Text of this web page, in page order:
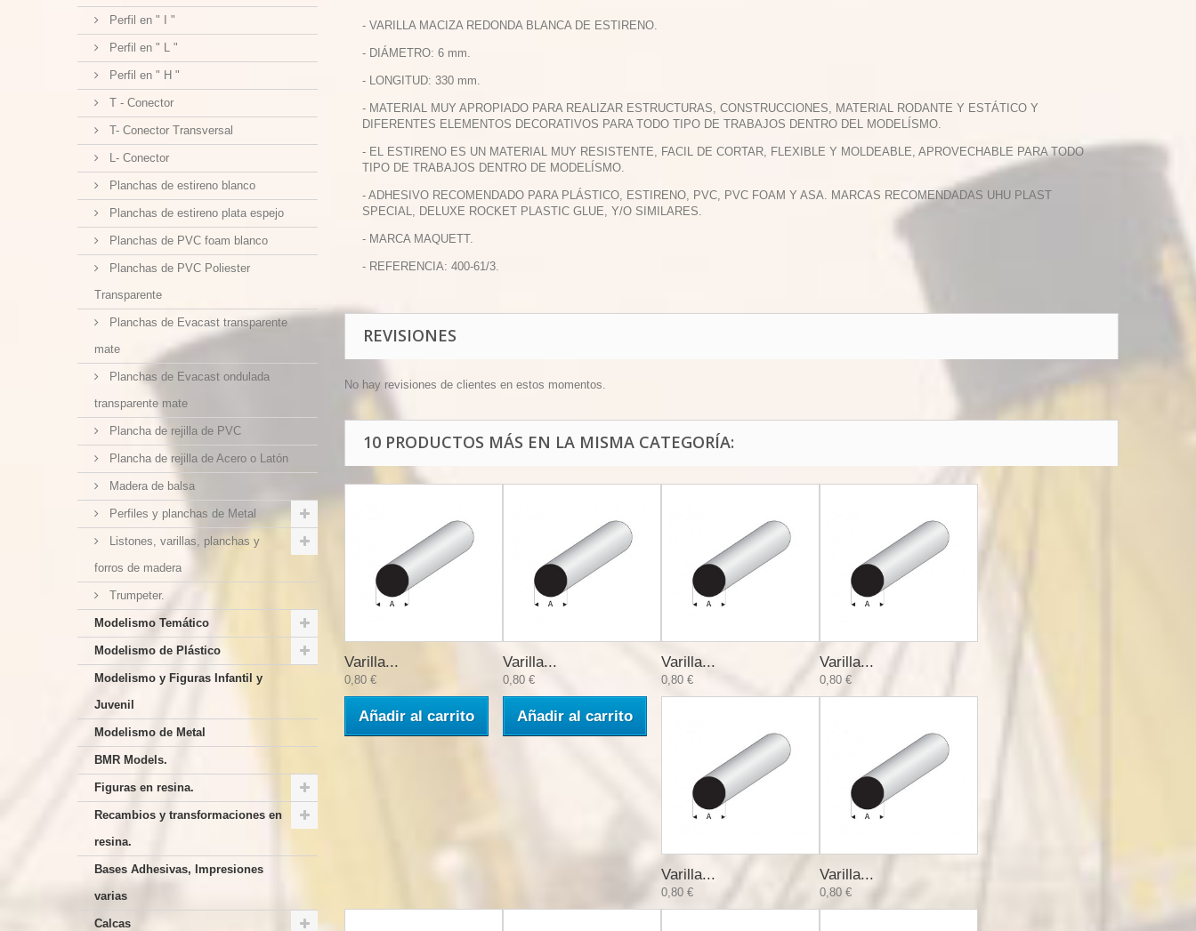
Perfil en " I "
Perfil en " L "
Perfil en " H "
T - Conector
T- Conector Transversal
L- Conector
Planchas de estireno blanco
Planchas de estireno plata espejo
Planchas de PVC foam blanco
Planchas de PVC Poliester
Transparente
Planchas de Evacast transparente
mate
Planchas de Evacast ondulada
transparente mate
Plancha de rejilla de PVC
Plancha de rejilla de Acero o Latón
Madera de balsa
Perfiles y planchas de Metal
Listones, varillas, planchas y
forros de madera
Trumpeter.
Modelismo Temático
Modelismo de Plástico
Modelismo y Figuras Infantil y
Juvenil
Modelismo de Metal
BMR Models.
Figuras en resina.
Recambios y transformaciones en
resina.
Bases Adhesivas, Impresiones
varias
Calcas
- VARILLA MACIZA REDONDA BLANCA DE ESTIRENO.
- DIÁMETRO: 6 mm.
- LONGITUD: 330 mm.
- MATERIAL MUY APROPIADO PARA REALIZAR ESTRUCTURAS, CONSTRUCCIONES, MATERIAL RODANTE Y ESTÁTICO Y
DIFERENTES ELEMENTOS DECORATIVOS PARA TODO TIPO DE TRABAJOS DENTRO DEL MODELÍSMO.
- EL ESTIRENO ES UN MATERIAL MUY RESISTENTE, FACIL DE CORTAR, FLEXIBLE Y MOLDEABLE, APROVECHABLE PARA TODO
TIPO DE TRABAJOS DENTRO DE MODELÍSMO.
- ADHESIVO RECOMENDADO PARA PLÁSTICO, ESTIRENO, PVC, PVC FOAM Y ASA. MARCAS RECOMENDADAS UHU PLAST
SPECIAL, DELUXE ROCKET PLASTIC GLUE, Y/O SIMILARES.
- MARCA MAQUETT.
- REFERENCIA: 400-61/3.
REVISIONES
No hay revisiones de clientes en estos momentos.
10 PRODUCTOS MÁS EN LA MISMA CATEGORÍA:
Varilla...
0,80 €
Añadir al carrito
Varilla...
0,80 €
Añadir al carrito
Varilla...
0,80 €
Varilla...
0,80 €
Varilla...
0,80 €
Varilla...
0,80 €